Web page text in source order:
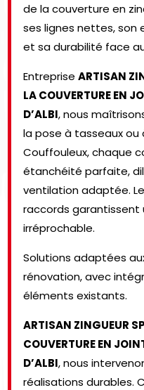
de la couverture en
ses lignes nettes,
et sa durabilité face
EntrepriseARTISAN
LA COUVERTURE EN
D’ALBI, nous
la pose à tasseaux ou
Couffouleux, chaque
étanchéité parfaite,
ventilation adaptée.
raccords garantissent
irréprochable.
Solutions adaptées
rénovation, avec
éléments existants.
ARTISAN ZINGUEUR
COUVERTURE EN
D’ALBI, nous
réalisations durables.